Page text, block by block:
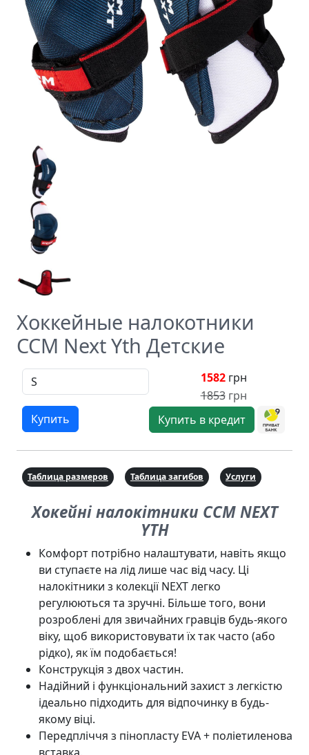
Хоккейные налокотники
CCM Next Yth Детские
1582 грн
1853грн
Купить
Купить в кредит
Таблица размеров Таблица загибов Услуги
Хокейні налокітники CCM NEXT
YTH
Комфорт потрібно налаштувати, навіть якщо
ви ступаєте на лід лише час від часу. Ці
налокітники з колекції NEXT легко
регулюються та зручні. Більше того, вони
розроблені для звичайних гравців будь-якого
віку, щоб використовувати їх так часто (або
рідко), як їм подобається!
Конструкція з двох частин.
Надійний і функціональний захист з легкістю
ідеально підходить для відпочинку в будь-
якому віці.
Передпліччя з пінопласту EVA + поліетиленова